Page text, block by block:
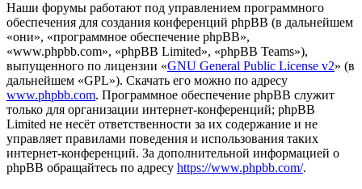
Наши форумы работают под управлением программного
обеспечения для создания конференций phpBB (в дальнейшем
«они», «программное обеспечение phpBB»,
«www.phpbb.com», «phpBB Limited», «phpBB Teams»),
выпущенного по лицензии «GNU General Public License v2» (в
дальнейшем «GPL»). Скачать его можно по адресу
www.phpbb.com. Программное обеспечение phpBB служит
только для организации интернет-конференций; phpBB
Limited не несёт ответственности за их содержание и не
управляет правилами поведения и использования таких
интернет-конференций. За дополнительной информацией о
phpBB обращайтесь по адресу https://www.phpbb.com/.